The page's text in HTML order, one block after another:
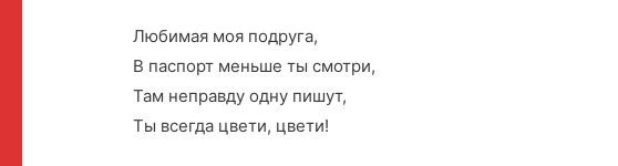
Любимая моя подруга,
В паспорт меньше ты смотри,
Там неправду одну пишут,
Ты всегда цвети, цвети!